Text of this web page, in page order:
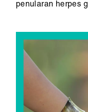
penularan herpes